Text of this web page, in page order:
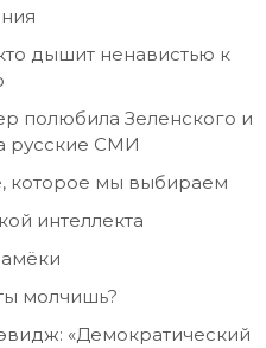
дышит ненавистью к
полюбила Зеленского и
русские СМИ
которое мы выбираем
интеллекта
молчишь?
«Демократический